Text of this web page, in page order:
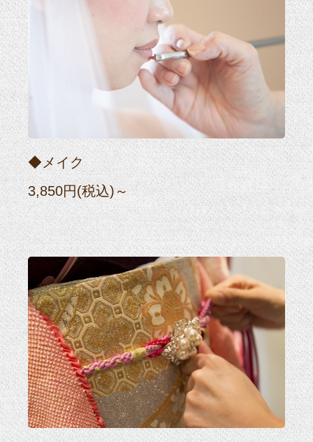
◆メイク
3,850円(税込)～